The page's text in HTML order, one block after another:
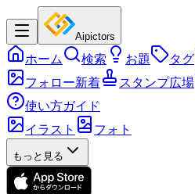
Aipictors
ホーム 検索 お題 タグ
フォロー新着
スタンプ広場
使い方ガイド
イラスト
フォト
もっと見る